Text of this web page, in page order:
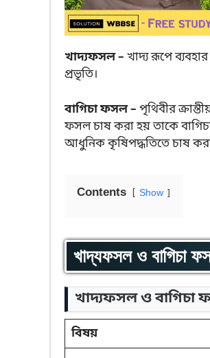
খাদ্যফসল – খাদ্য রূপে
প্রভৃতি।
বাগিচা ফসল – পৃথিবীর
ফসল চাষ করা হয় তাকে
আধুনিক কৃষিপদ্ধতিতে চাষ
Contents Show
খাদ্যফসল ও বাগিচা
খাদ্যফসল ও বাগিচা
বিষয়